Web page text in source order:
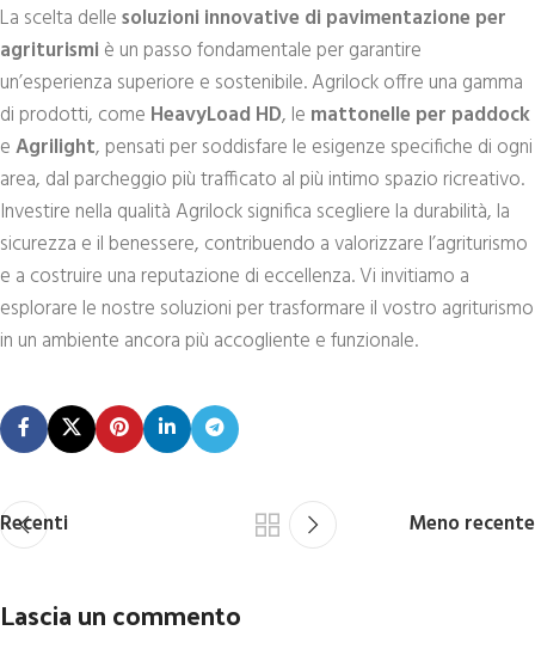
La scelta dellesoluzioni innovative di pavimentazione per
agriturismi è un passo fondamentale per garantire
un’esperienza superiore e sostenibile. Agrilock offre una gamma
di prodotti, come HeavyLoad HD, le mattonelle per paddock
eAgrilight, pensati per soddisfare le esigenze specifiche di ogni
area, dal parcheggio più trafficato al più intimo spazio ricreativo.
Investire nella qualità Agrilock significa scegliere la durabilità, la
sicurezza e il benessere, contribuendo a valorizzare l’agriturismo
e a costruire una reputazione di eccellenza. Vi invitiamo a
esplorare le nostre soluzioni per trasformare il vostro agriturismo
in un ambiente ancora più accogliente e funzionale.
Recenti Meno recente
Lascia un commento